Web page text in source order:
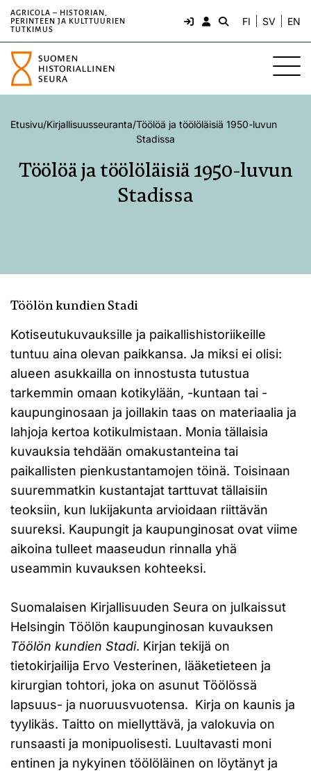
AGRICOLA – HISTORIAN,
PERINTEEN JA KULTTUURIEN
TUTKIMUS
FI SV EN
Etusivu/Kirjallisuusseuranta/Töölöä ja töölöläisiä 1950-luvun
Stadissa
Töölöä ja töölöläisiä 1950-luvun
Stadissa
Töölön kundien Stadi
Kotiseutukuvauksille ja paikallishistoriikeille
tuntuu aina olevan paikkansa. Ja miksi ei olisi:
alueen asukkailla on innostusta tutustua
tarkemmin omaan kotikylään, -kuntaan tai -
kaupunginosaan ja joillakin taas on materiaalia ja
lahjoja kertoa kotikulmistaan. Monia tällaisia
kuvauksia tehdään omakustanteina tai
paikallisten pienkustantamojen töinä. Toisinaan
suuremmatkin kustantajat tarttuvat tällaisiin
teoksiin, kun lukijakunta arvioidaan riittävän
suureksi. Kaupungit ja kaupunginosat ovat viime
aikoina tulleet maaseudun rinnalla yhä
useammin kuvauksen kohteeksi.
Suomalaisen Kirjallisuuden Seura on julkaissut
Helsingin Töölön kaupunginosan kuvauksen
Töölön kundien Stadi. Kirjan tekijä on
tietokirjailija Ervo Vesterinen, lääketieteen ja
kirurgian tohtori, joka on asunut Töölössä
lapsuus- ja nuoruusvuotensa. Kirja on kaunis ja
tyylikäs. Taitto on miellyttävä, ja valokuvia on
runsaasti ja monipuolisesti. Luultavasti moni
entinen ja nykyinen töölöläinen on löytänyt ja